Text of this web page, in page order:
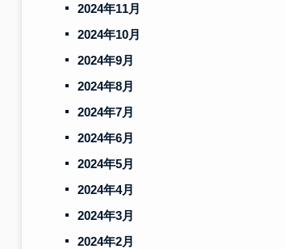
2024年11月
2024年10月
2024年9月
2024年8月
2024年7月
2024年6月
2024年5月
2024年4月
2024年3月
2024年2月